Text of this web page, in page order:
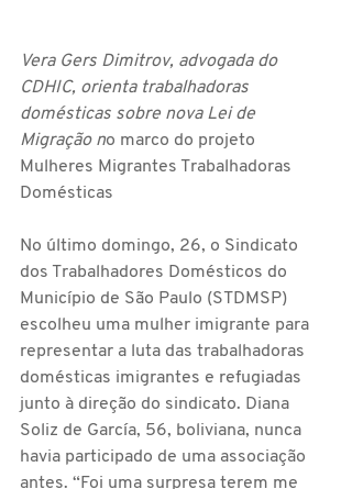
Vera Gers Dimitrov, advogada do
CDHIC, orienta trabalhadoras
domésticas sobre nova Lei de
Migração no marco do projeto
Mulheres Migrantes Trabalhadoras
Domésticas
No último domingo, 26, o Sindicato
dos Trabalhadores Domésticos do
Município de São Paulo (STDMSP)
escolheu uma mulher imigrante para
representar a luta das trabalhadoras
domésticas imigrantes e refugiadas
junto à direção do sindicato. Diana
Soliz de García, 56, boliviana, nunca
havia participado de uma associação
antes. “Foi uma surpresa terem me